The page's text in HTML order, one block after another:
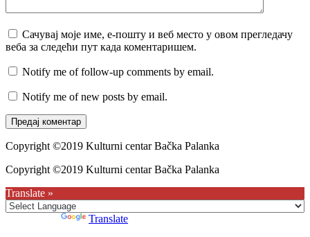
Сачувај моје име, е-пошту и веб место у овом прегледачу
веба за следећи пут када коментаришем.
Notify me of follow-up comments by email.
Notify me of new posts by email.
Copyright ©2019 Kulturni centar Bačka Palanka
Copyright ©2019 Kulturni centar Bačka Palanka
Translate »
Translate